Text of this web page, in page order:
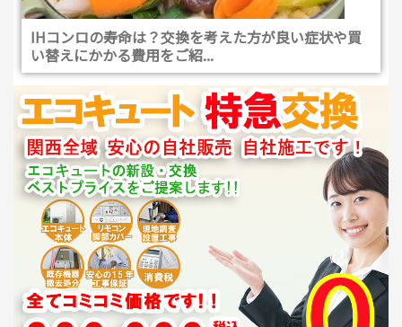
IHコンロの寿命は？交換を考えた方が良い症状や買
い替えにかかる費用をご紹...